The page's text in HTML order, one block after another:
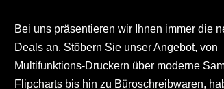
Bei uns präsentieren wir Ihnen immer die
Deals an. Stöbern Sie unser Angebot, von
Multifunktions-Druckern über moderne
Flipcharts bis hin zu Büroschreibwaren,